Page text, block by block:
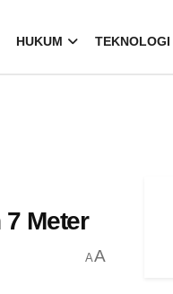
HUKUM TEKNOLOGI
Meter
AA